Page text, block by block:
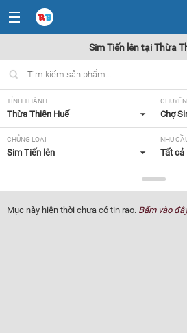
Sim Tiến lên tại Thừa
TỈNH THÀNH
Thừa Thiên Huế Chợ
CHỦNG LOẠI
Sim Tiến lên
NHU
Tất cả
Tất cả
Mục này hiện thời chưa có tin rao. Bấm vào